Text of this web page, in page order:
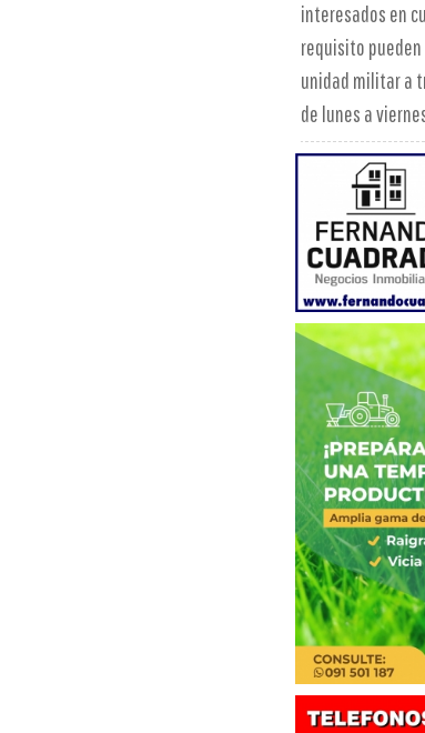
interesados en
requisito
unidad militar a
de lunes a